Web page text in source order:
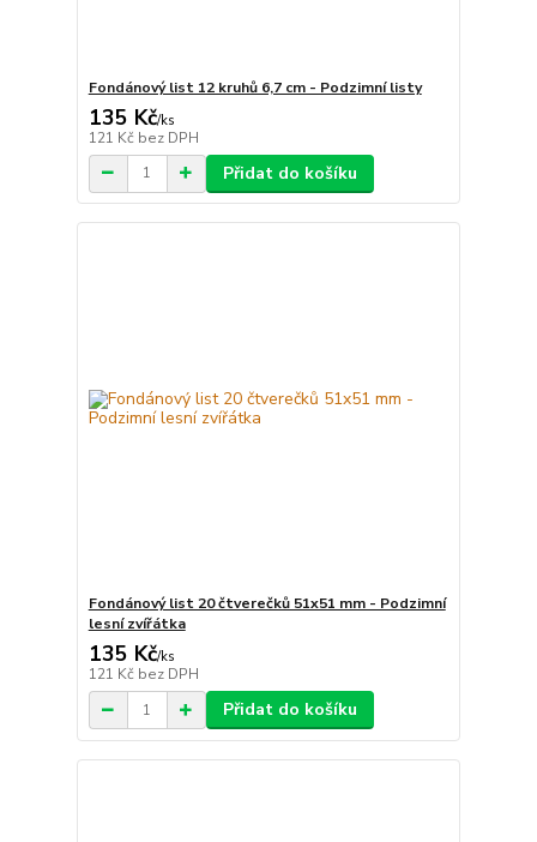
Fondánový list 12 kruhů 6,7 cm - Podzimní listy
135 Kč/ks
121 Kč bez DPH
Přidat do košíku
Fondánový list 20 čtverečků 51x51 mm - Podzimní
lesní zvířátka
135 Kč/ks
121 Kč bez DPH
Přidat do košíku